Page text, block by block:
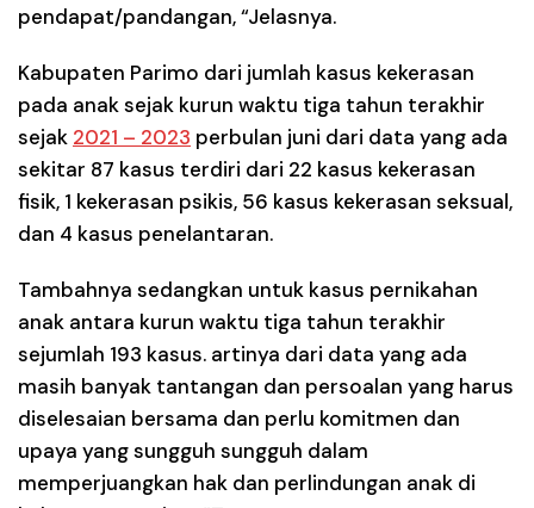
pendapat/pandangan, “Jelasnya.
Kabupaten Parimo dari jumlah kasus kekerasan
pada anak sejak kurun waktu tiga tahun terakhir
sejak 2021 – 2023 perbulan juni dari data yang ada
sekitar 87 kasus terdiri dari 22 kasus kekerasan
fisik, 1 kekerasan psikis, 56 kasus kekerasan seksual,
dan 4 kasus penelantaran.
Tambahnya sedangkan untuk kasus pernikahan
anak antara kurun waktu tiga tahun terakhir
sejumlah 193 kasus. artinya dari data yang ada
masih banyak tantangan dan persoalan yang harus
diselesaian bersama dan perlu komitmen dan
upaya yang sungguh sungguh dalam
memperjuangkan hak dan perlindungan anak di